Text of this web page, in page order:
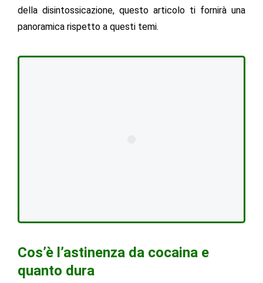
della disintossicazione, questo articolo ti fornirà una
panoramica rispetto a questi temi.
Cos’è l’astinenza da cocaina e
quanto dura